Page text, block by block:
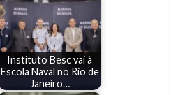
Instituto Besc vai à
Escola Naval no Rio de
Janeiro…